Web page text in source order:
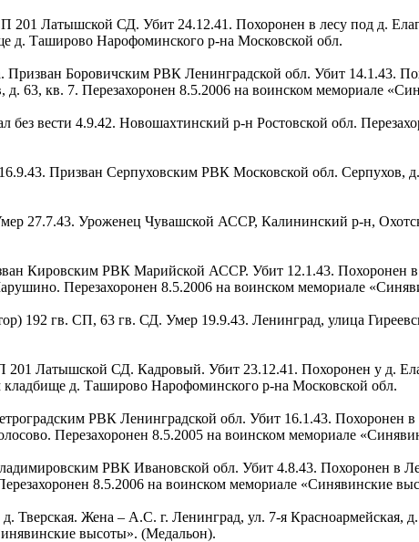
201 Латышской СД. Убит 24.12.41. Похоронен в лесу под д.
д. Таширово Нарофоминского р-на Московской обл.
Призван Боровичским РВК Ленинградской обл. Убит 14.1.43.
63, кв. 7. Перезахоронен 8.5.2006 на воинском мемориале
вести 4.9.42. Новошахтинский р-н Ростовской обл.
Призван Серпуховским РВК Московской обл. Серпухов,
27.7.43. Уроженец Чувашской АССР, Калининский р-н,
Кировским РВК Марийской АССР. Убит 12.1.43. Похоронен в
Перезахоронен 8.5.2006 на воинском мемориале
192 гв. СП, 63 гв. СД. Умер 19.9.43. Ленинград, улица
201 Латышской СД. Кадровый. Убит 23.12.41. Похоронен у д.
д. Таширово Нарофоминского р-на Московской обл.
РВК Ленинградской обл. Убит 16.1.43. Похоронен в
Перезахоронен 8.5.2005 на воинском мемориале
РВК Ивановской обл. Убит 4.8.43. Похоронен в
8.5.2006 на воинском мемориале «Синявинские
Тверская. Жена – А.С. г. Ленинград, ул. 7-я Красноармейская,
высоты». (Медальон).